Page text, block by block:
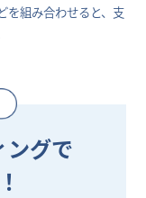
を組み合わせると、支
ングで